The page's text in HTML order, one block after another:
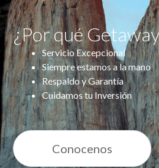
¿Por qué
Servicio Excepcional
Siempre estamos a la mano
Respaldo y Garantía
Cuidamos tu Inversión
Conocenos